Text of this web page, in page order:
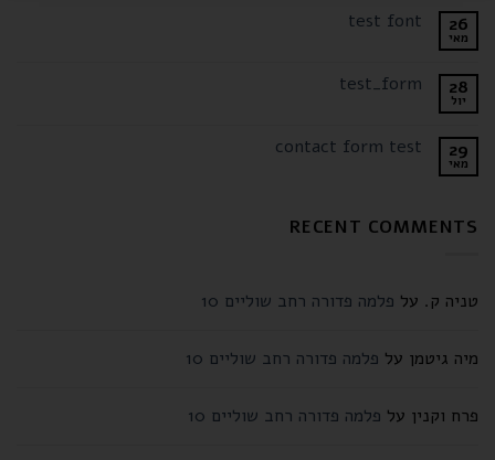
26
מאי
test font
28
יול
test_form
29
מאי
contact form test
RECENT COMMENTS
טניה ק. על פלמה פדורה רחב שוליים 10
מיה גיטמן על פלמה פדורה רחב שוליים 10
פרח וקנין על פלמה פדורה רחב שוליים 10